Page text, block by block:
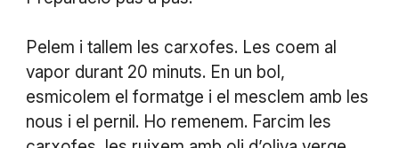
Pelem i tallem les carxofes. Les coem al
vapor durant 20 minuts. En un bol,
esmicolem el formatge i el mesclem amb les
nous i el pernil. Ho remenem. Farcim les